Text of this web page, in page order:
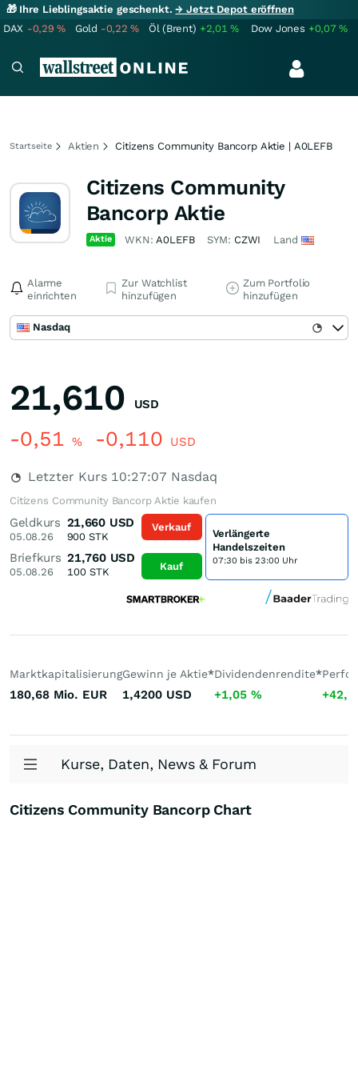
🎁 Ihre Lieblingsaktie geschenkt.→ Jetzt Depot eröffnen
DAX -0,29% Gold -0,22% Öl (Brent) +2,01% Dow Jones +0,07%
Startseite Aktien Citizens Community Bancorp Aktie | A0LEFB
Citizens Community
Bancorp Aktie
Aktie WKN:A0LEFB SYM: CZWI Land
Alarme
einrichten
Zur Watchlist
hinzufügen
Zum Portfolio
hinzufügen
Nasdaq
21,610 USD
-0,51 % -0,110 USD
Letzter Kurs 10:27:07 Nasdaq
Citizens Community Bancorp Aktie kaufen
Geldkurs
05.08.26
21,660 USD
900 STK
Briefkurs
05.08.26
21,760 USD
100STK
Verkauf
Kauf
Verlängerte
Handelszeiten
07:30 bis 23:00 Uhr
Marktkapitalisierung
180,68 Mio. EUR
Gewinn je Aktie*
1,4200 USD
Dividendenrendite*
+1,05 %
Kurse, Daten, News & Forum
Citizens Community Bancorp Chart